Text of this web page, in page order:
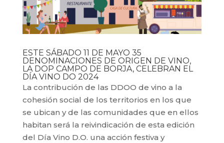
ESTE SÁBADO 11 DE MAYO 35
DENOMINACIONES DE ORIGEN DE VINO,
LA DOP CAMPO DE BORJA, CELEBRAN EL
DÍA VINO DO 2024
La contribución de las DDOO de vino a la
cohesión social de los territorios en los que
se ubican y de las comunidades que en ellos
habitan será la reivindicación de esta edición
del Día Vino D.O. una acción festiva y